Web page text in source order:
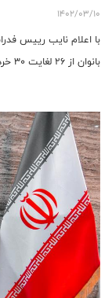
1402/03/10
با اعلام نایب رییس
بانوان از 26 لغایت 30 خردادماه در استان آذربایجان غربی برگزار می شود.